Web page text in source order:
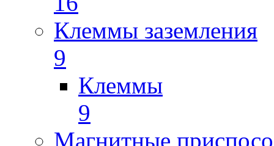
Клеммы заземления
9
Клеммы
9
Магнитные